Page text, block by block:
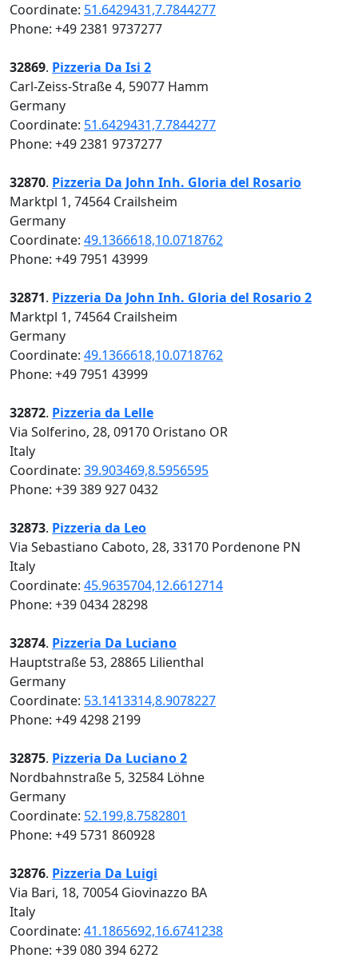
Coordinate: 51.6429431,7.7844277
Phone: +49 2381 9737277
32869. Pizzeria Da Isi 2
Carl-Zeiss-Straße 4, 59077 Hamm
Germany
Coordinate: 51.6429431,7.7844277
Phone: +49 2381 9737277
32870. Pizzeria Da John Inh. Gloria del Rosario
Marktpl 1, 74564 Crailsheim
Germany
Coordinate: 49.1366618,10.0718762
Phone: +49 7951 43999
32871. Pizzeria Da John Inh. Gloria del Rosario 2
Marktpl 1, 74564 Crailsheim
Germany
Coordinate: 49.1366618,10.0718762
Phone: +49 7951 43999
32872. Pizzeria da Lelle
Via Solferino, 28, 09170 Oristano OR
Italy
Coordinate: 39.903469,8.5956595
Phone: +39 389 927 0432
32873. Pizzeria da Leo
Via Sebastiano Caboto, 28, 33170 Pordenone PN
Italy
Coordinate: 45.9635704,12.6612714
Phone: +39 0434 28298
32874. Pizzeria Da Luciano
Hauptstraße 53, 28865 Lilienthal
Germany
Coordinate: 53.1413314,8.9078227
Phone: +49 4298 2199
32875. Pizzeria Da Luciano 2
Nordbahnstraße 5, 32584 Löhne
Germany
Coordinate: 52.199,8.7582801
Phone: +49 5731 860928
32876. Pizzeria Da Luigi
Via Bari, 18, 70054 Giovinazzo BA
Italy
Coordinate: 41.1865692,16.6741238
Phone: +39 080 394 6272